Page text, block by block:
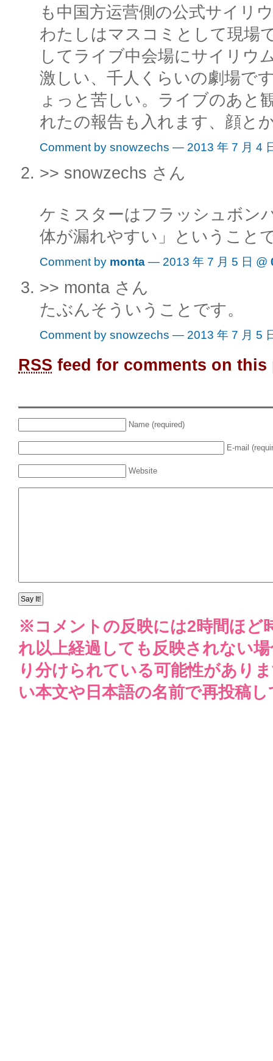
も中国方运营側の公式サイリ
わたしはマスコミとして現場
してライブ中会場にサイリウ
激しい、千人くらいの劇場で
ょっと苦しい。ライブのあと
れたの報告も入れます、顔と
Comment by snowzechs — 2013 年 7 月 4
>> snowzechs さん
ケミスターはフラッシュボン
体が漏れやすい」ということ
Comment by monta — 2013 年 7 月 5 日 @
>> monta さん
たぶんそういうことです。
Comment by snowzechs — 2013 年 7 月 5
RSS feed for comments on this
Name (required)
E-mail
Website
※コメントの反映には2時間ほど
れ以上経過しても反映されない
り分けられている可能性があり
い本文や日本語の名前で再投稿